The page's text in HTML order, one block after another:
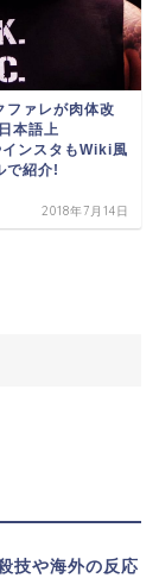
ファレが肉体改
本語上
ンスタもWiki風
で紹介!
2018年7月14日
技や海外の反応